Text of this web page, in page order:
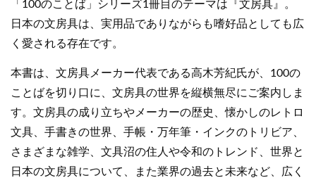
「100のことば」シリーズ1冊目のテーマは『文房具』。
日本の文房具は、実用品でありながらも嗜好品としても広
く愛される存在です。
本書は、文房具メーカー代表である高木芳紀氏が、100の
ことばを切り口に、文房具の世界を縦横無尽にご案内しま
す。文房具の成り立ちやメーカーの歴史、懐かしのレトロ
文具、手書きの世界、手帳・万年筆・インクのトリビア、
さまざまな雑学、文具沼の住人や令和のトレンド、世界と
日本の文房具について、また業界の過去と未来など、広く